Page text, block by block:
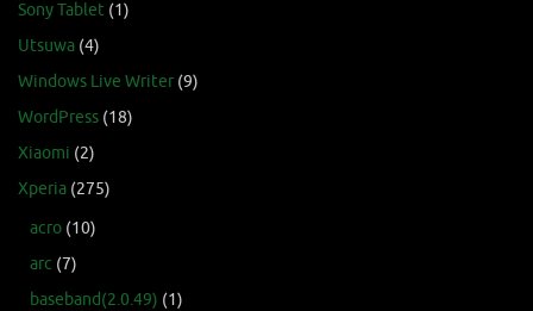
Sony Tablet (1)
Utsuwa (4)
Windows Live Writer (9)
WordPress (18)
Xiaomi (2)
Xperia (275)
acro (10)
arc (7)
baseband(2.0.49) (1)